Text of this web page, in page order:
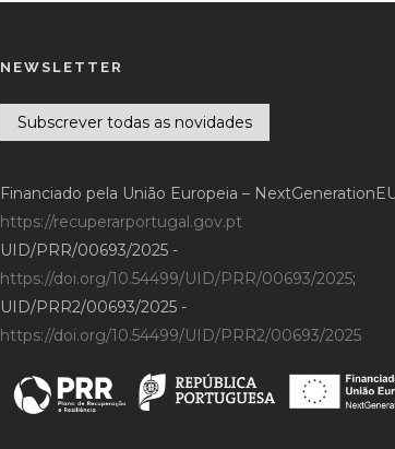
NEWSLETTER
Subscrever todas as novidades
Financiado pela União Europeia –
https://recuperarportugal.gov.pt
UID/PRR/00693/2025 -
https://doi.org/10.54499/UID/PRR/00693/2025;
UID/PRR2/00693/2025 -
https://doi.org/10.54499/UID/PRR2/00693/2025